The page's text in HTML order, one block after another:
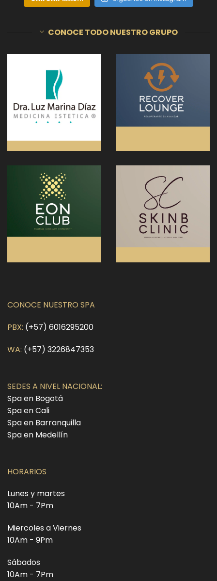
CONOCE TODO NUESTRO GRUPO
CONOCE NUESTRO SPA
PBX: (+57) 6016295200
WA: (+57) 3226847353
SEDES A NIVEL NACIONAL:
Spa en Bogotá
Spa en Cali
Spa en Barranquilla
Spa en Medellín
HORARIOS
Lunes y martes
10Am - 7Pm
Miercoles a Viernes
10Am - 9Pm
Sábados
10Am - 7Pm